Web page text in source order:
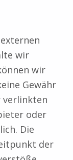
wir
wir
Gewähr
verlinkten
oder
Die
der